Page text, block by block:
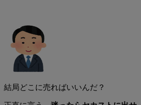
結局どこに売ればいいんだ？